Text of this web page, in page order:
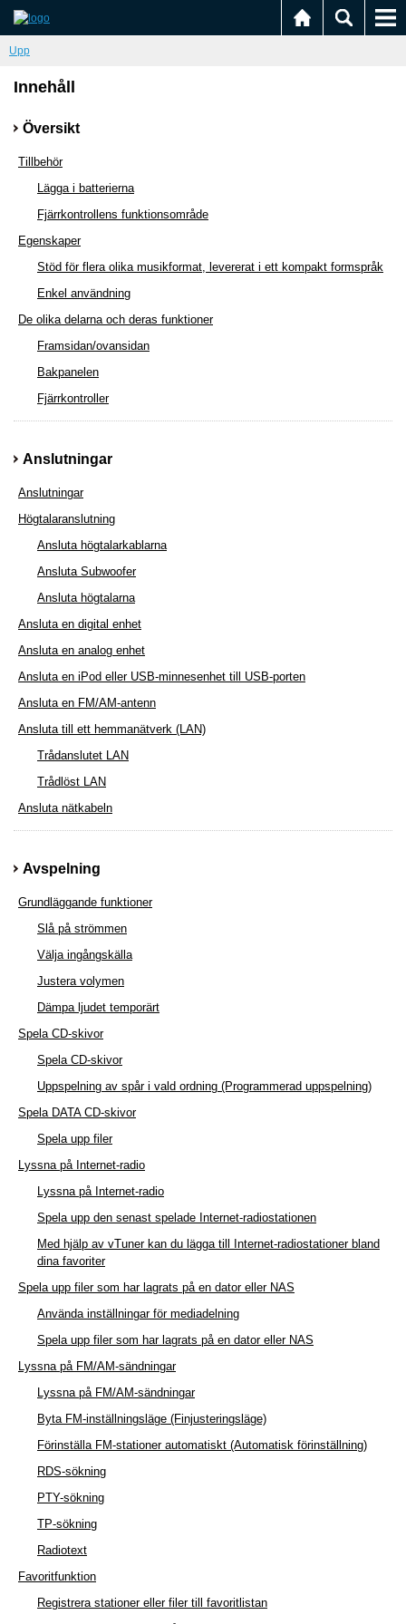
Upp
Innehåll
Översikt
Tillbehör
Lägga i batterierna
Fjärrkontrollens funktionsområde
Egenskaper
Stöd för flera olika musikformat, levererat i ett kompakt formspråk
Enkel användning
De olika delarna och deras funktioner
Framsidan/ovansidan
Bakpanelen
Fjärrkontroller
Anslutningar
Anslutningar
Högtalaranslutning
Ansluta högtalarkablarna
Ansluta Subwoofer
Ansluta högtalarna
Ansluta en digital enhet
Ansluta en analog enhet
Ansluta en iPod eller USB-minnesenhet till USB-porten
Ansluta en FM/AM-antenn
Ansluta till ett hemmanätverk (LAN)
Trådanslutet LAN
Trådlöst LAN
Ansluta nätkabeln
Avspelning
Grundläggande funktioner
Slå på strömmen
Välja ingångskälla
Justera volymen
Dämpa ljudet temporärt
Spela CD-skivor
Spela CD-skivor
Uppspelning av spår i vald ordning (Programmerad uppspelning)
Spela DATA CD-skivor
Spela upp filer
Lyssna på Internet-radio
Lyssna på Internet-radio
Spela upp den senast spelade Internet-radiostationen
Med hjälp av vTuner kan du lägga till Internet-radiostationer bland
dina favoriter
Spela upp filer som har lagrats på en dator eller NAS
Använda inställningar för mediadelning
Spela upp filer som har lagrats på en dator eller NAS
Lyssna på FM/AM-sändningar
Lyssna på FM/AM-sändningar
Byta FM-inställningsläge (Finjusteringsläge)
Förinställa FM-stationer automatiskt (Automatisk förinställning)
RDS-sökning
PTY-sökning
TP-sökning
Radiotext
Favoritfunktion
Registrera stationer eller filer till favoritlistan